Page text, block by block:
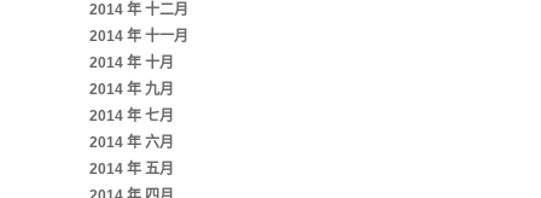
2014 年 十二月
2014 年 十一月
2014 年 十月
2014 年 九月
2014 年 七月
2014 年 六月
2014 年 五月